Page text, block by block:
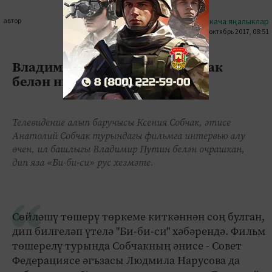
автор #кыскача яңалыклар
15 октябрь 2017, 08:51
1405
0 0
Владимир Путин Ксения Собчак
белән нигә очрашкан?
Телевидение алып баручысы Ксения Собчак, әтисе
Анатолий Собчак турындагы фильмга интервью алу
өчен, ил башлыгы Владимир Путин белән очрашкан,
дип яза «Би-би-си» рус хезмәте.
Сөйләшү төшерү төркеме киткәннән соң булган,
дип билгеләп үтелә "Би-би-си" хәбәрендә. Фильм
төшерелү турында Собчакның әнисе - Совет
Федерациясе әгъзасы Людмила Нарусова да